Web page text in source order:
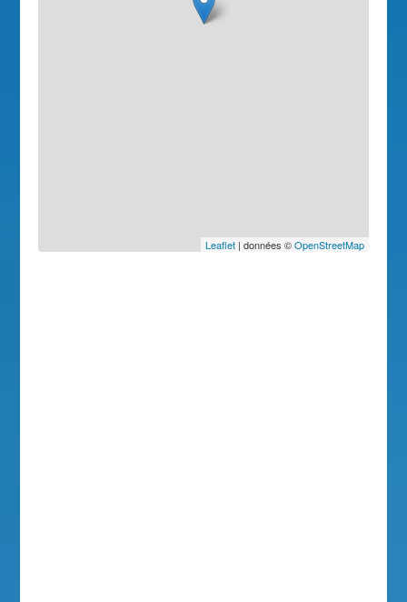
Leaflet| données ©OpenStreetMap